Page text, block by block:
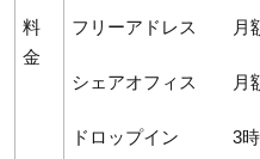
料
金
フリーアドレス 月
シェアオフィス 月
ドロップイン 3時